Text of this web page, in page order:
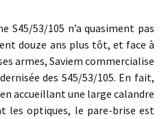
53/105 n’a quasiment pas
douze ans plus tôt, et face à
armes, Saviem commercialise
des S45/53/105. En fait,
accueillant une large calandre
les optiques, le pare-brise est